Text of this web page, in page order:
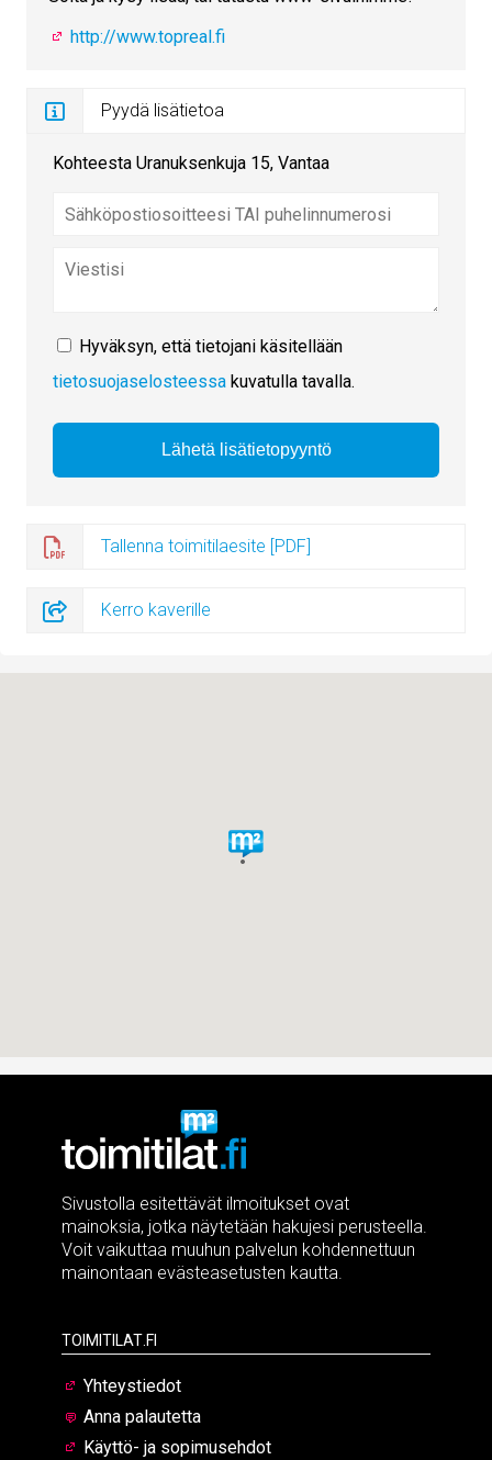
http://www.topreal.fi
Pyydä lisätietoa
Kohteesta Uranuksenkuja 15, Vantaa
Hyväksyn, että tietojani käsitellään
tietosuojaselosteessa kuvatulla tavalla.
Tallenna toimitilaesite [PDF]
Kerro kaverille
Sivustolla esitettävät ilmoitukset ovat
mainoksia, jotka näytetään hakujesi perusteella.
Voit vaikuttaa muuhun palvelun kohdennettuun
mainontaan evästeasetusten kautta.
Toimitilat.fi
Yhteystiedot
Anna palautetta
Käyttö- ja sopimusehdot